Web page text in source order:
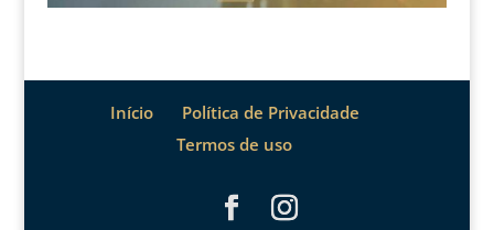
Início
Política de Privacidade
Termos de uso